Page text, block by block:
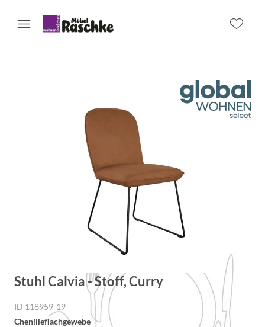
Stuhl Calvia - Stoff, Curry
ID 118959-19
Chenilleflachgewebe